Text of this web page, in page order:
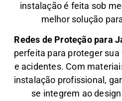
instalação é feita sob
melhor solução
Redes de Proteção para
perfeita para proteger
e acidentes. Com
instalação profissional,
se integrem ao